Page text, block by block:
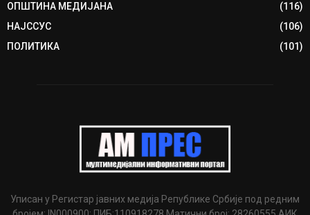
ОПШТИНА МЕДИЈАНА
(116)
НАЈССУС
(106)
ПОЛИТИКА
(101)
Уписан у Регистар јавних медија Републике Србије под редним